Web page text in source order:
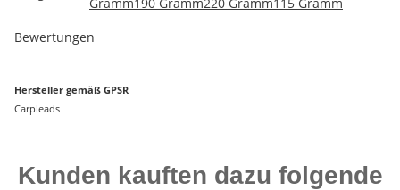
Bewertungen
Hersteller gemäß GPSR
Carpleads
Kunden kauften dazu folgende